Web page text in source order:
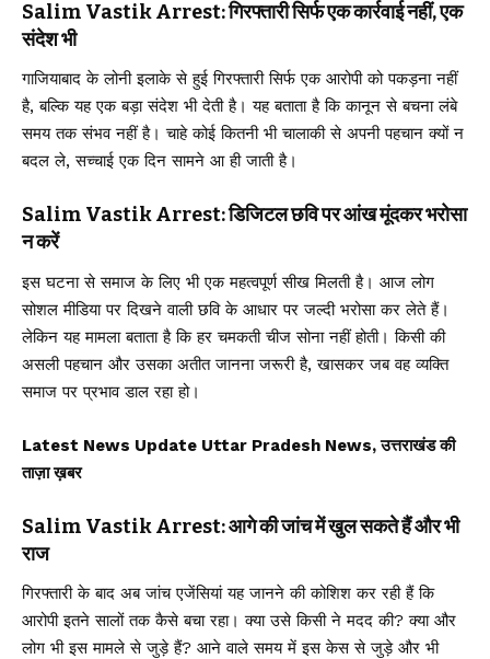
Salim Vastik Arrest: गिरफ्तारी सिर्फ एक कार्रवाई नहीं, एक
संदेश भी
गाजियाबाद के लोनी इलाके से हुई गिरफ्तारी सिर्फ एक आरोपी को पकड़ना नहीं
है, बल्कि यह एक बड़ा संदेश भी देती है। यह बताता है कि कानून से बचना लंबे
समय तक संभव नहीं है। चाहे कोई कितनी भी चालाकी से अपनी पहचान क्यों न
बदल ले, सच्चाई एक दिन सामने आ ही जाती है।
Salim Vastik Arrest: डिजिटल छवि पर आंख मूंदकर भरोसा
न करें
इस घटना से समाज के लिए भी एक महत्वपूर्ण सीख मिलती है। आज लोग
सोशल मीडिया पर दिखने वाली छवि के आधार पर जल्दी भरोसा कर लेते हैं।
लेकिन यह मामला बताता है कि हर चमकती चीज सोना नहीं होती। किसी की
असली पहचान और उसका अतीत जानना जरूरी है, खासकर जब वह व्यक्ति
समाज पर प्रभाव डाल रहा हो।
Latest News Update Uttar Pradesh News, उत्तराखंड की
ताज़ा ख़बर
Salim Vastik Arrest: आगे की जांच में खुल सकते हैं और भी
राज
गिरफ्तारी के बाद अब जांच एजेंसियां यह जानने की कोशिश कर रही हैं कि
आरोपी इतने सालों तक कैसे बचा रहा। क्या उसे किसी ने मदद की? क्या और
लोग भी इस मामले से जुड़े हैं? आने वाले समय में इस केस से जुड़े और भी